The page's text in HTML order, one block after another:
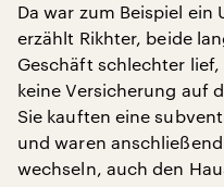
Da war zum Beispiel
erzählt Rikhter, beide
Geschäft schlechter
keine Versicherung auf
Sie kauften eine
und waren
wechseln, auch den